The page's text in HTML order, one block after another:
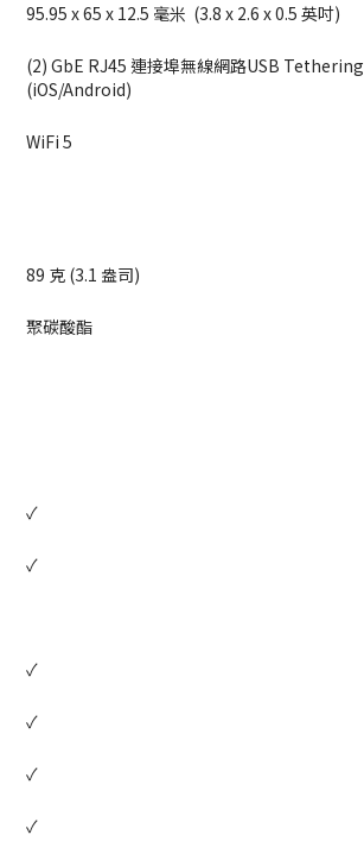
95.95 x 65 x 12.5 毫米  (3.8 x 2.6 x 0.5 英吋)
(2) GbE RJ45 連接埠無線網路USB Tethering
(iOS/Android)
WiFi 5
89 克 (3.1 盎司)
聚碳酸酯
✓
✓
✓
✓
✓
✓